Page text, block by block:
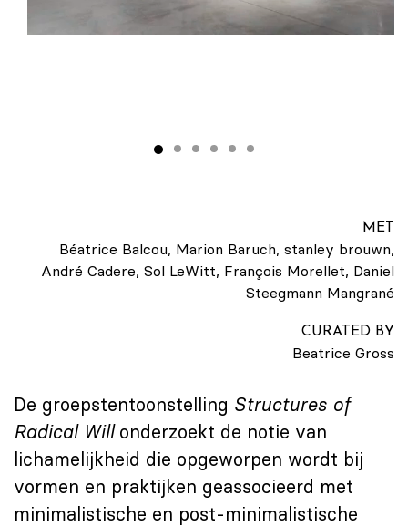
MET
Béatrice Balcou, Marion Baruch, stanley brouwn,
André Cadere, Sol LeWitt, François Morellet, Daniel
Steegmann Mangrané
CURATED BY
Beatrice Gross
De groepstentoonstelling Structures of
Radical Willonderzoekt de notie van
lichamelijkheid die opgeworpen wordt bij
vormen en praktijken geassocieerd met
minimalistische en post-minimalistische